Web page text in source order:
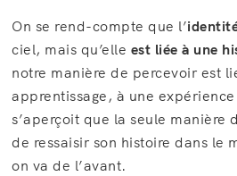
On se rend-compte que l’
ciel, mais qu’elle est liée à une
notre manière de percevoir est
apprentissage, à une
s’aperçoit que la seule manière
de ressaisir son histoire dans le
on va de l’avant.